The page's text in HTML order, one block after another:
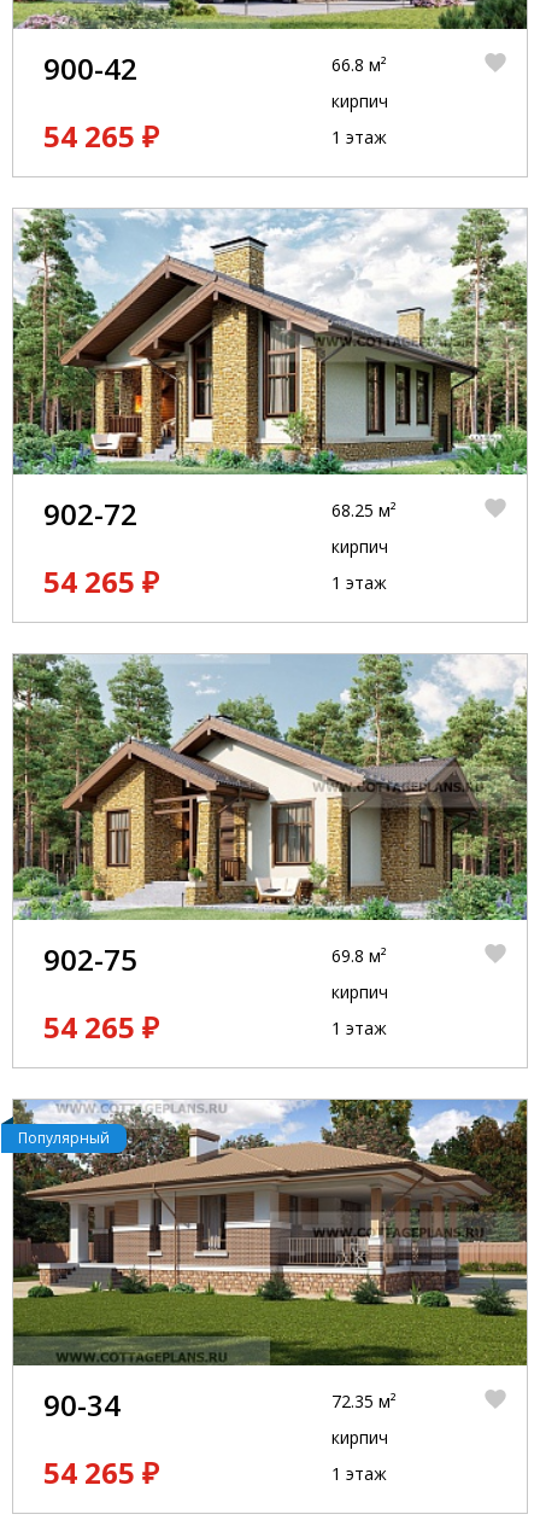
900-42
54 265 ₽
66.8 м²
кирпич
1 этаж
902-72
54 265 ₽
68.25 м²
кирпич
1 этаж
902-75
54 265 ₽
69.8 м²
кирпич
1 этаж
Популярный
90-34
54 265 ₽
72.35 м²
кирпич
1 этаж